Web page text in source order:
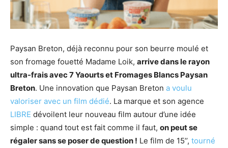
Paysan Breton, déjà reconnu pour son beurre moulé et
son fromage fouetté Madame Loik, arrive dans le rayon
ultra-frais avec 7 Yaourts et Fromages Blancs Paysan
Breton. Une innovation que Paysan Breton a voulu
valoriser avec un film dédié. La marque et son agence
LIBRE dévoilent leur nouveau film autour d’une idée
simple : quand tout est fait comme il faut, on peut se
régaler sans se poser de question ! Le film de 15’’, tourné